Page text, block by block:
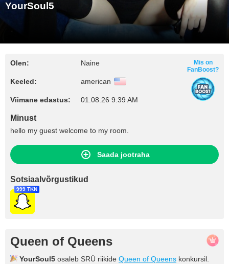
YourSoul5
Olen: Naine
Keeled: american
Viimane edastus: 01.08.26 9:39 AM
Mis on
FanBoost?
Minust
hello my guest welcome to my room.
Saada jootraha
Sotsiaalvõrgustikud
999 TKN
Queen of Queens
YourSoul5 osaleb SRÜ riikide Queen of Queens konkursil.